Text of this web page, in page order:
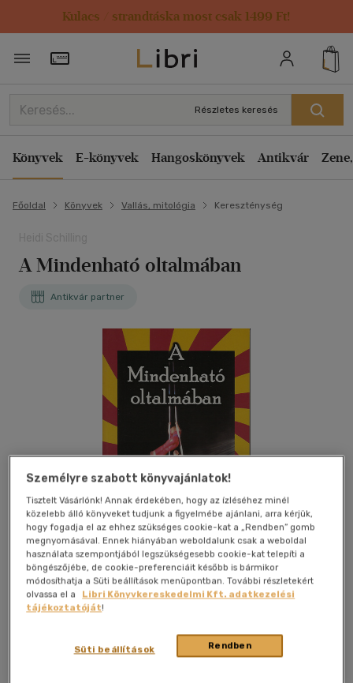
Kulacs / strandtáska most csak 1499 Ft!
Törzsvásárlói Kártya adatai
Részletes keresés
Könyvek E-könyvek Hangoskönyvek Antikvár
Főoldal Könyvek Vallás, mitológia Kereszténység
A Mindenható oltalmában
Antikvár partner
Kívánságlistához adom Megosztom
Evangéliumi Kiadó|2007| papír / puha kötés|88 oldal
Személyre szabott könyvajánlatok!
Tisztelt Vásárlónk! Annak érdekében, hogy az ízléséhez minél
közelebb álló könyveket tudjunk a figyelmébe ajánlani, arra kérjük,
hogy fogadja el az ehhez szükséges cookie-kat a „Rendben” gomb
megnyomásával. Ennek hiányában weboldalunk csak a weboldal
használata szempontjából legszükségesebb cookie-kat telepíti a
böngészőjébe, de cookie-preferenciáit később is bármikor
módosíthatja a Süti beállítások menüpontban. További részletekért
olvassa el a
Libri Könyvkereskedelmi Kft. adatkezelési
tájékoztatóját!
Rendben
Süti beállítások